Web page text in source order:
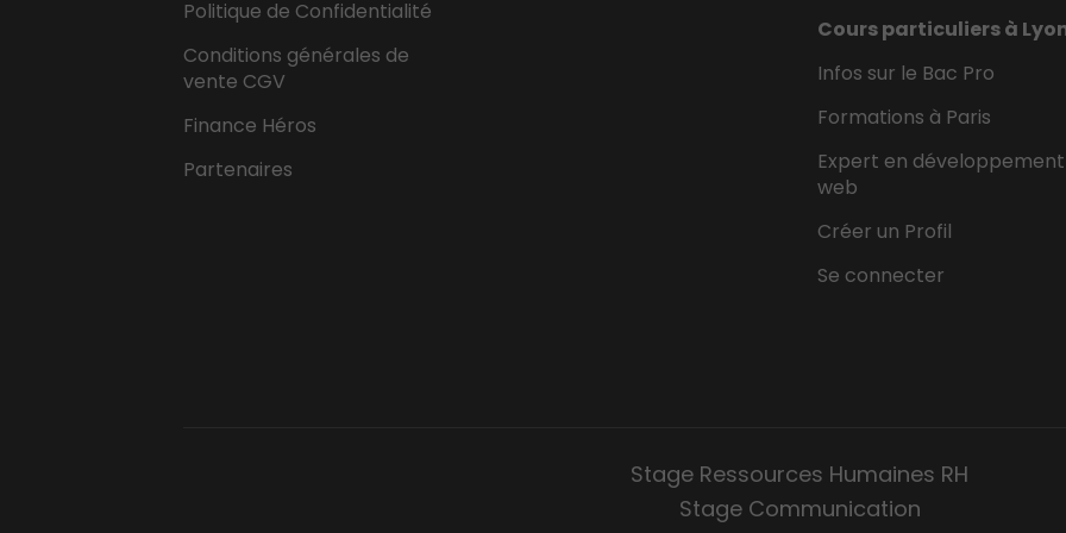
Politique de Confidentialité
Conditions générales de
vente CGV
Finance Héros
Partenaires
Cours particuliers à
Infos sur le Bac Pro
Formations à Paris
Expert en développement
web
Créer un Profil
Se connecter
Stage Ressources Humaines RH
Stage Communication